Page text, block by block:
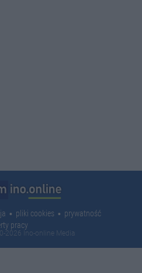
pliki cookies
prywatność
pracy
2026 Ino-online Media